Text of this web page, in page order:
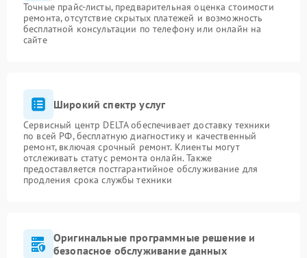
Точные прайс-листы, предварительная оценка стоимости
ремонта, отсутствие скрытых платежей и возможность
бесплатной консультации по телефону или онлайн на
сайте
Широкий спектр услуг
Сервисный центр DELTA обеспечивает доставку техники
по всей РФ, бесплатную диагностику и качественный
ремонт, включая срочный ремонт. Клиенты могут
отслеживать статус ремонта онлайн. Также
предоставляется постгарантийное обслуживание для
продления срока службы техники
Оригинальные программные решение и
безопасное обслуживание данных